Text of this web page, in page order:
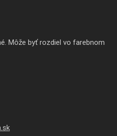
Môže byť rozdiel vo farebnom